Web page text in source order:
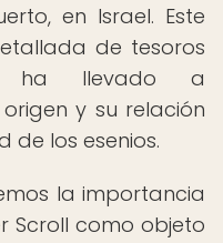
en Israel. Este
de tesoros
ha llevado a
y su relación
los esenios.
la importancia
Scroll como objeto